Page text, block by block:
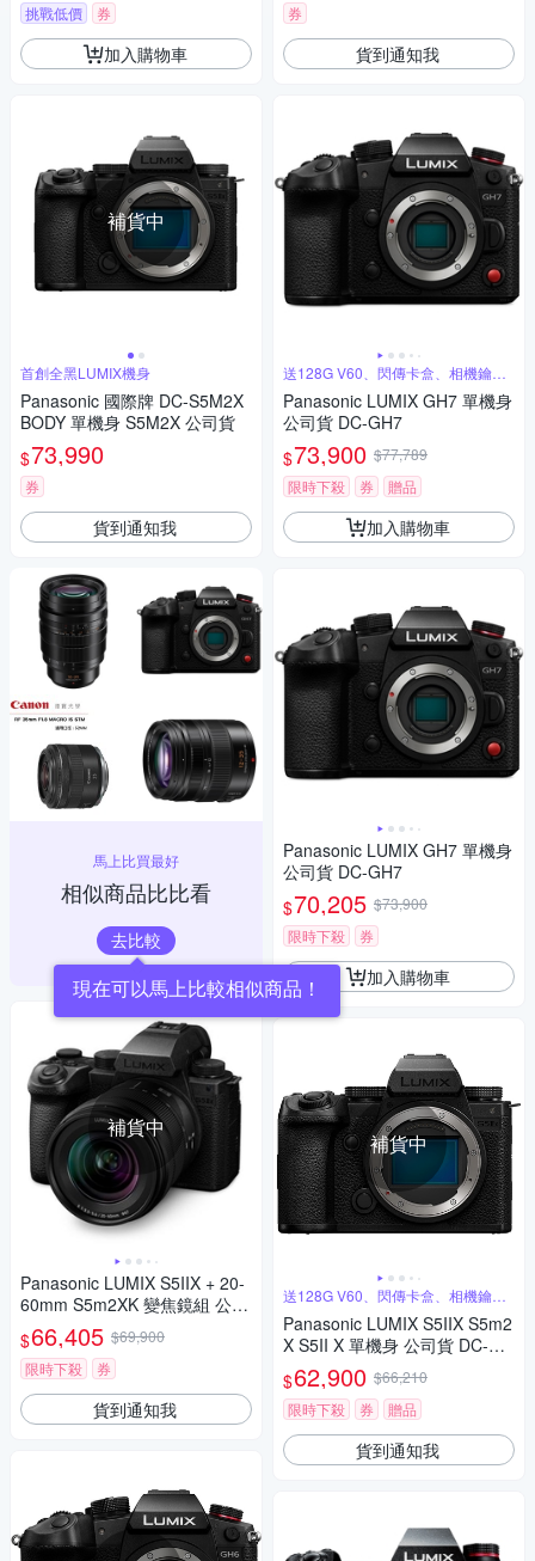
挑戰低價 券
加入購物車
補貨中
首創全黑LUMIX機身
Panasonic 國際牌 DC-S5M2X
BODY 單機身 S5M2X 公司貨
$73,990
券
貨到通知我
馬上比買最好
相似商品比比看
去比較
現在可以馬上比較相似商品！
補貨中
Panasonic LUMIX S5IIX + 20-
60mm S5m2XK 變焦鏡組 公司
貨 DC-S5M2XK
$66,405 $69,900
限時下殺
券
貨到通知我
券
貨到通知我
送128G V60、閃傳卡盒、相機鑰匙
圈
Panasonic LUMIX GH7 單機身
公司貨 DC-GH7
$73,900 $77,789
限時下殺
券 贈品
加入購物車
Panasonic LUMIX GH7 單機身
公司貨 DC-GH7
$70,205 $73,900
限時下殺
券
加入購物車
補貨中
送128G V60、閃傳卡盒、相機鑰匙
圈
Panasonic LUMIX S5IIX S5m2
X S5II X 單機身 公司貨 DC-S5
M2X
$62,900 $66,210
限時下殺
券 贈品
貨到通知我